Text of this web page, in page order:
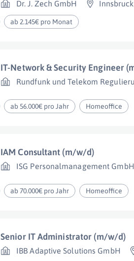
Dr. J. Zech GmbH Innsbruck
ab 2.145€ pro Monat
IT-Network & Security Engineer
Rundfunk und Telekom
ab 56.000€ pro Jahr Homeoffice
IAM Consultant (m/w/d)
ISG Personalmanagement GmbH
ab 70.000€ pro Jahr Homeoffice
Senior IT Administrator (m/w/d)
IBB Adaptive Solutions GmbH